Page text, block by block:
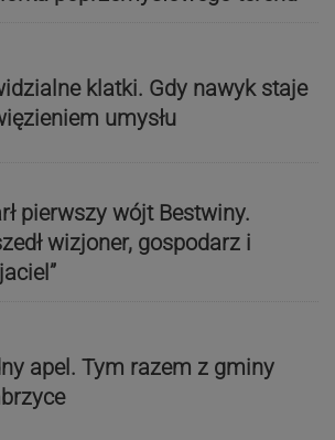
klatki. Gdy nawyk staje
umysłu
pierwszy wójt Bestwiny.
wizjoner, gospodarz i
apel. Tym razem z gminy